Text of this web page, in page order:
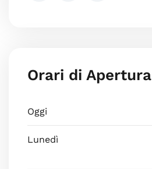
Orari di Apertura
Oggi
Lunedì